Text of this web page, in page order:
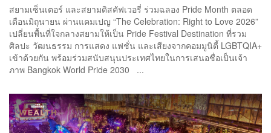
สยามเซ็นเตอร์ และสยามดิสคัฟเวอรี่ ร่วมฉลอง Pride Month ตลอด
เดือนมิถุนายน ผ่านแคมเปญ “The Celebration: Right to Love 2026”
เปลี่ยนพื้นที่ใจกลางสยามให้เป็น Pride Festival Destination ที่รวม
ศิลปะ วัฒนธรรม การแสดง แฟชั่น และเสียงจากคอมมูนิตี้ LGBTQIA+
เข้าด้วยกัน พร้อมร่วมสนับสนุนประเทศไทยในการเสนอชื่อเป็นเจ้า
ภาพ Bangkok World Pride 2030 ...